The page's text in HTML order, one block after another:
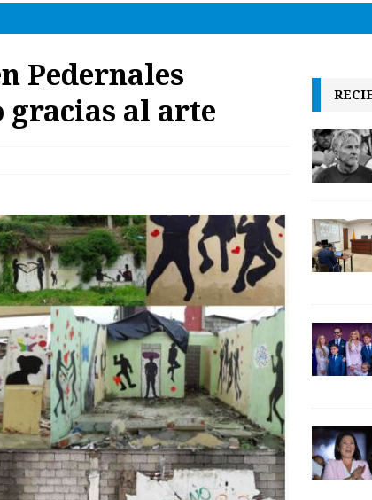
Pedernales
gracias al arte